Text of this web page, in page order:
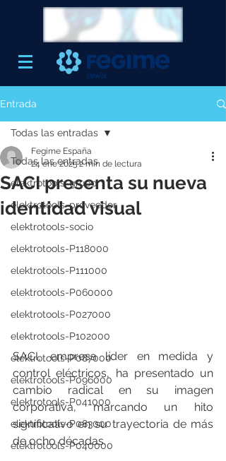
Entrada
Todas las entradas
elektrotools-grupo
elektrotools-proveedor
elektrotools-socio
elektrotools-P118000
elektrotools-P111000
elektrotools-P060000
elektrotools-P027000
elektrotools-P102000
elektrotools-P087000
elektrotools-P096000
elektrotools-P041000
elektrotools-P083000
elektrotools-P040000
Todas las entradas
SACI presenta su nueva
identidad visual
Fegime España
24 ene 20252 min de lectura
SACI, empresa líder en medida y
control eléctricos, ha presentado un
cambio radical en su imagen
corporativa, marcando un hito
significativo en su trayectoria de más
de ocho décadas.